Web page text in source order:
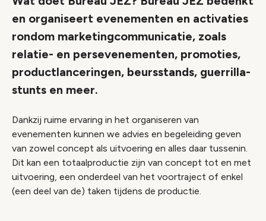
en organiseert evenementen en activaties
rondom marketingcommunicatie, zoals
relatie- en persevenementen, promoties,
productlanceringen, beursstands, guerrilla-
stunts en meer.
Dankzij ruime ervaring in het organiseren van
evenementen kunnen we advies en begeleiding geven
van zowel concept als uitvoering en alles daar tussenin.
Dit kan een totaalproductie zijn van concept tot en met
uitvoering, een onderdeel van het voortraject of enkel
(een deel van de) taken tijdens de productie.